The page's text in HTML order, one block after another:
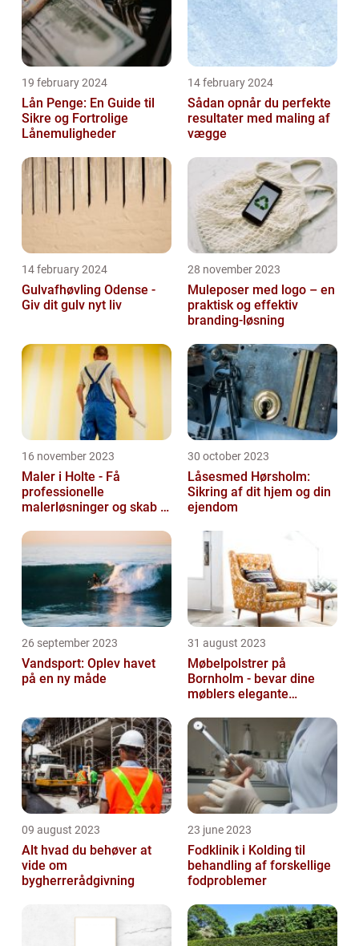
19 february 2024
Lån Penge: En Guide til
Sikre og Fortrolige
Lånemuligheder
14 february 2024
Sådan opnår du perfekte
resultater med maling af
vægge
14 february 2024
Gulvafhøvling Odense -
Giv dit gulv nyt liv
28 november 2023
Muleposer med logo – en
praktisk og effektiv
branding-løsning
16 november 2023
Maler i Holte - Få
professionelle
malerløsninger og skab et
30 october 2023
Låsesmed Hørsholm:
Sikring af dit hjem og din
ejendom
26 september 2023
Vandsport: Oplev havet
på en ny måde
31 august 2023
Møbelpolstrer på
Bornholm - bevar dine
møblers elegante
09 august 2023
Alt hvad du behøver at
vide om
bygherrerådgivning
23 june 2023
Fodklinik i Kolding til
behandling af forskellige
fodproblemer